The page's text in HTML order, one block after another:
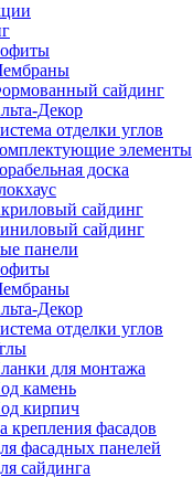
сайдинг
Декор
отделки углов
элементы
доска
сайдинг
сайдинг
панели
Декор
отделки углов
для монтажа
камень
кирпич
крепления фасадов
фасадных панелей
сайдинга